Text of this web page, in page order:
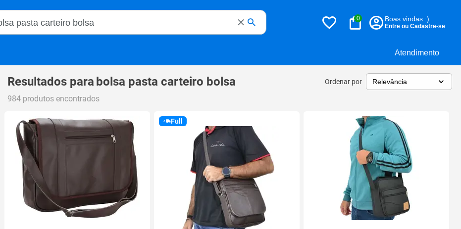
Atendimento
no Magalu
0 Boas vindas :)
Entre ou Cadastre-se
Resultados para bolsa pasta carteiro bolsa Ordenar por
984 produtos encontrados
Full